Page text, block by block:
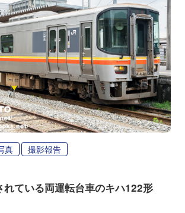
真 撮影報告
れている両運転台車のキハ122形